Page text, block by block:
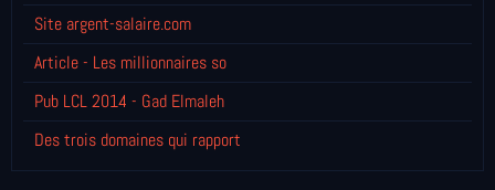
Site argent-salaire.com
Article - Les millionnaires so
Pub LCL 2014 - Gad Elmaleh
Des trois domaines qui rapport